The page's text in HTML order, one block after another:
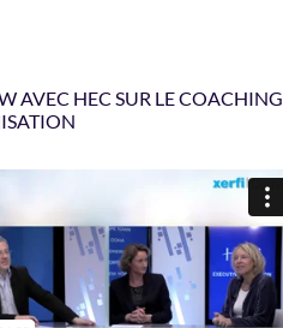
AVEC HEC SUR LE COACHING